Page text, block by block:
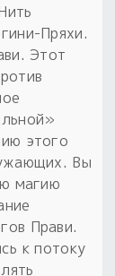
Пряхи.
Этот
этого
Вы
магию
Прави.
к потоку